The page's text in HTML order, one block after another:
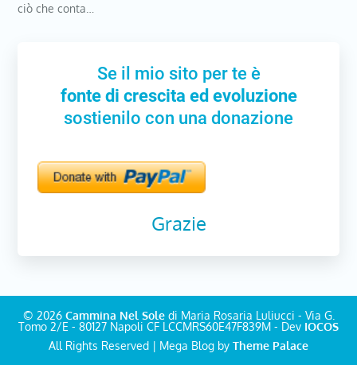
ciò che conta…
Se il mio sito per te è
fonte di crescita ed evoluzione
sostienilo con una donazione
Grazie
© 2026 Cammina Nel Soledi Maria Rosaria Luliucci - Via G.
Tomo 2/E - 80127 Napoli CF LCCMRS60E47F839M - Dev IOCOS
All Rights Reserved | Mega Blog by Theme Palace